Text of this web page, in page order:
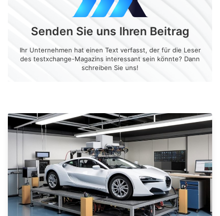
Senden Sie uns Ihren Beitrag
Ihr Unternehmen hat einen Text verfasst, der für die Leser
des testxchange-Magazins interessant sein könnte? Dann
schreiben Sie uns!